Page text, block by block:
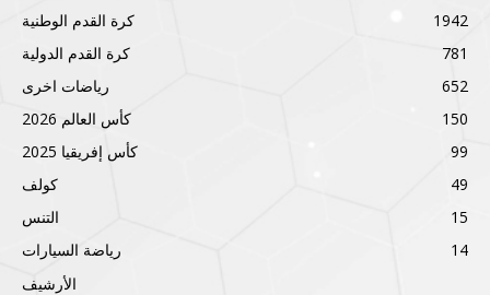
كرة القدم الوطنية
1942
كرة القدم الدولية
781
رياضات اخرى
652
كأس العالم 2026
150
كأس إفريقيا 2025
99
كولف
49
التنس
15
رياضة السيارات
14
الأرشيف